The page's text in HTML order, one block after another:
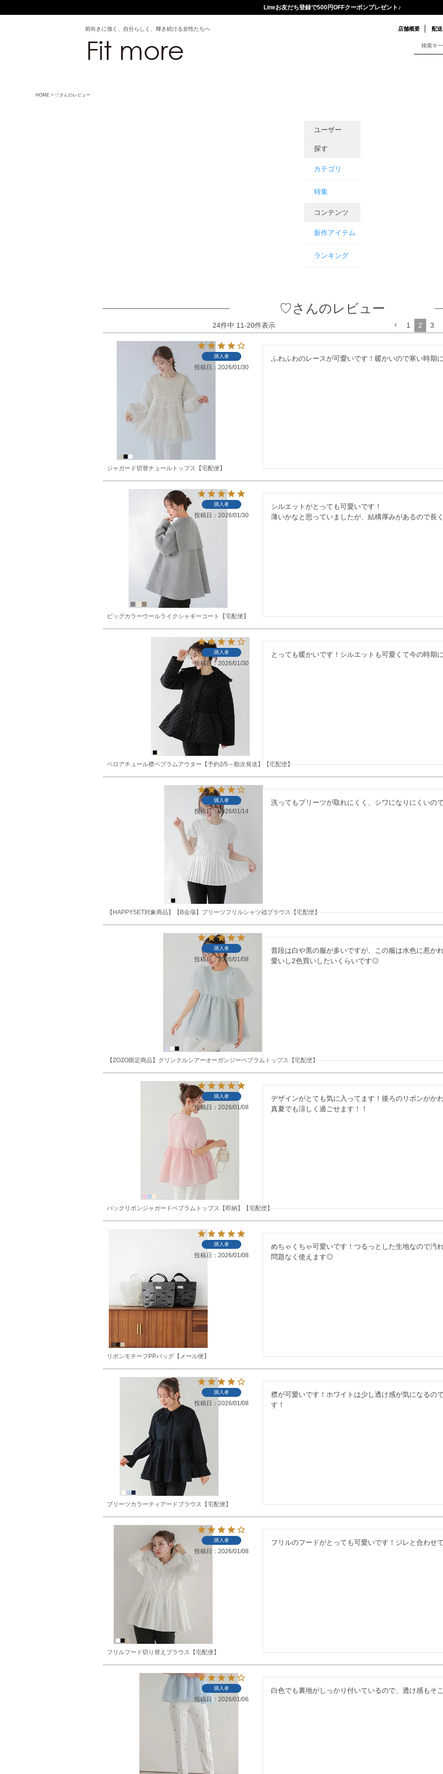
Lineお友だち登録で500円OFFクーポンプレゼント♪
前向きに強く、自分らしく、輝き続ける女性たちへ 店舗概要 配
HOME ♡さんのレビュー
ユーザー
探す
カテゴリ
特集
コンテンツ
新作アイテム
ランキング
♡さんのレビュー
24件中 11-20件表示 1 2 3
ジャガード切替チュールトップス【宅配便】
購入者
投稿日 2026/01/30
ふわふわのレースが可愛いです！暖かいので寒い時期
ビッグカラーウールライクシャギーコート【宅配便】
購入者
投稿日 2026/01/30
シルエットがとっても可愛いです！
薄いかなと思っていましたが、結構厚みがあるので長
ベロアチュール襟ペプラムアウター【予約2/5～順次発送】【宅配便】
購入者
投稿日 2026/01/30
とっても暖かいです！シルエットも可愛くて今の時期
【HAPPYSET対象商品】【B会場】プリーツフリルシャツ袖ブラウス【宅配便】
購入者
投稿日 2026/01/14
洗ってもプリーツが取れにくく、シワになりにくいの
【ZOZO限定商品】クリンクルシアーオーガンジーペプラムトップス【宅配便】
購入者
投稿日 2026/01/08
普段は白や黒の服が多いですが、この服は水色に惹か
愛いし2色買いしたいくらいです◎
バックリボンジャガードペプラムトップス【即納】【宅配便】
購入者
投稿日 2026/01/08
デザインがとても気に入ってます！後ろのリボンがか
真夏でも涼しく過ごせます！！
リボンモチーフPPバッグ【メール便】
購入者
投稿日 2026/01/08
めちゃくちゃ可愛いです！つるっとした生地なので汚
問題なく使えます◎
プリーツカラーティアードブラウス【宅配便】
購入者
投稿日 2026/01/08
襟が可愛いです！ホワイトは少し透け感が気になるの
す！
フリルフード切り替えブラウス【宅配便】
購入者
投稿日 2026/01/08
フリルのフードがとっても可愛いです！ジレと合わせ
購入者
投稿日 2026/01/06
白色でも裏地がしっかり付いているので、透け感もそ